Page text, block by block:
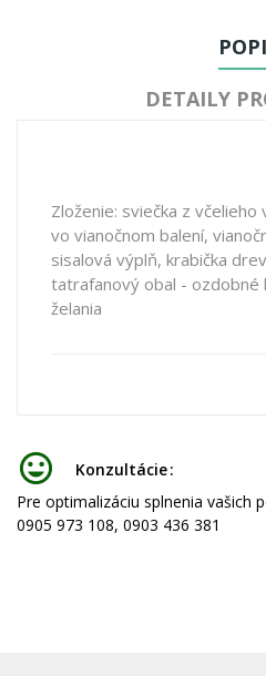
DETAILY
Zloženie: sviečka z
vo vianočnom balení,
sisalová výplň, krabička
tatrafanový obal - ozdobné
želania
Konzultácie
Pre optimalizáciu splnenia vašich
0905 973 108, 0903 436 381